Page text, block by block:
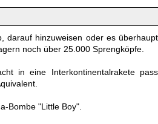
darauf hinzuweisen oder es
noch über 25.000 Sprengköpfe.
in eine Interkontinentalrakete
Bombe "Little Boy".